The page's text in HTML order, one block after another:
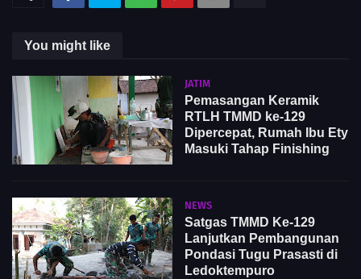
You might like
JATIM
Pemasangan Keramik
RTLH TMMD ke-129
Dipercepat, Rumah Ibu Ety
Masuki Tahap Finishing
NEWS
Satgas TMMD Ke-129
Lanjutkan Pembangunan
Pondasi Tugu Prasasti di
Ledoktempuro